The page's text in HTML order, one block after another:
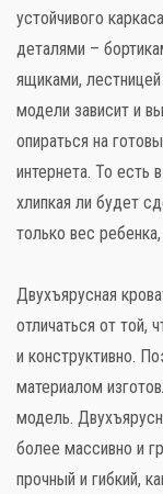
устойчивого
деталями –
ящиками,
модели зависит и
опираться на
интернета. То есть
хлипкая ли будет
только вес
Двухъярусная
отличаться от той,
и конструктивно.
материалом
модель.
более массивно и
прочный и гибкий,